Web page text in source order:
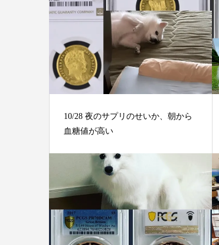
10/28 夜のサプリのせいか、朝から
血糖値が高い